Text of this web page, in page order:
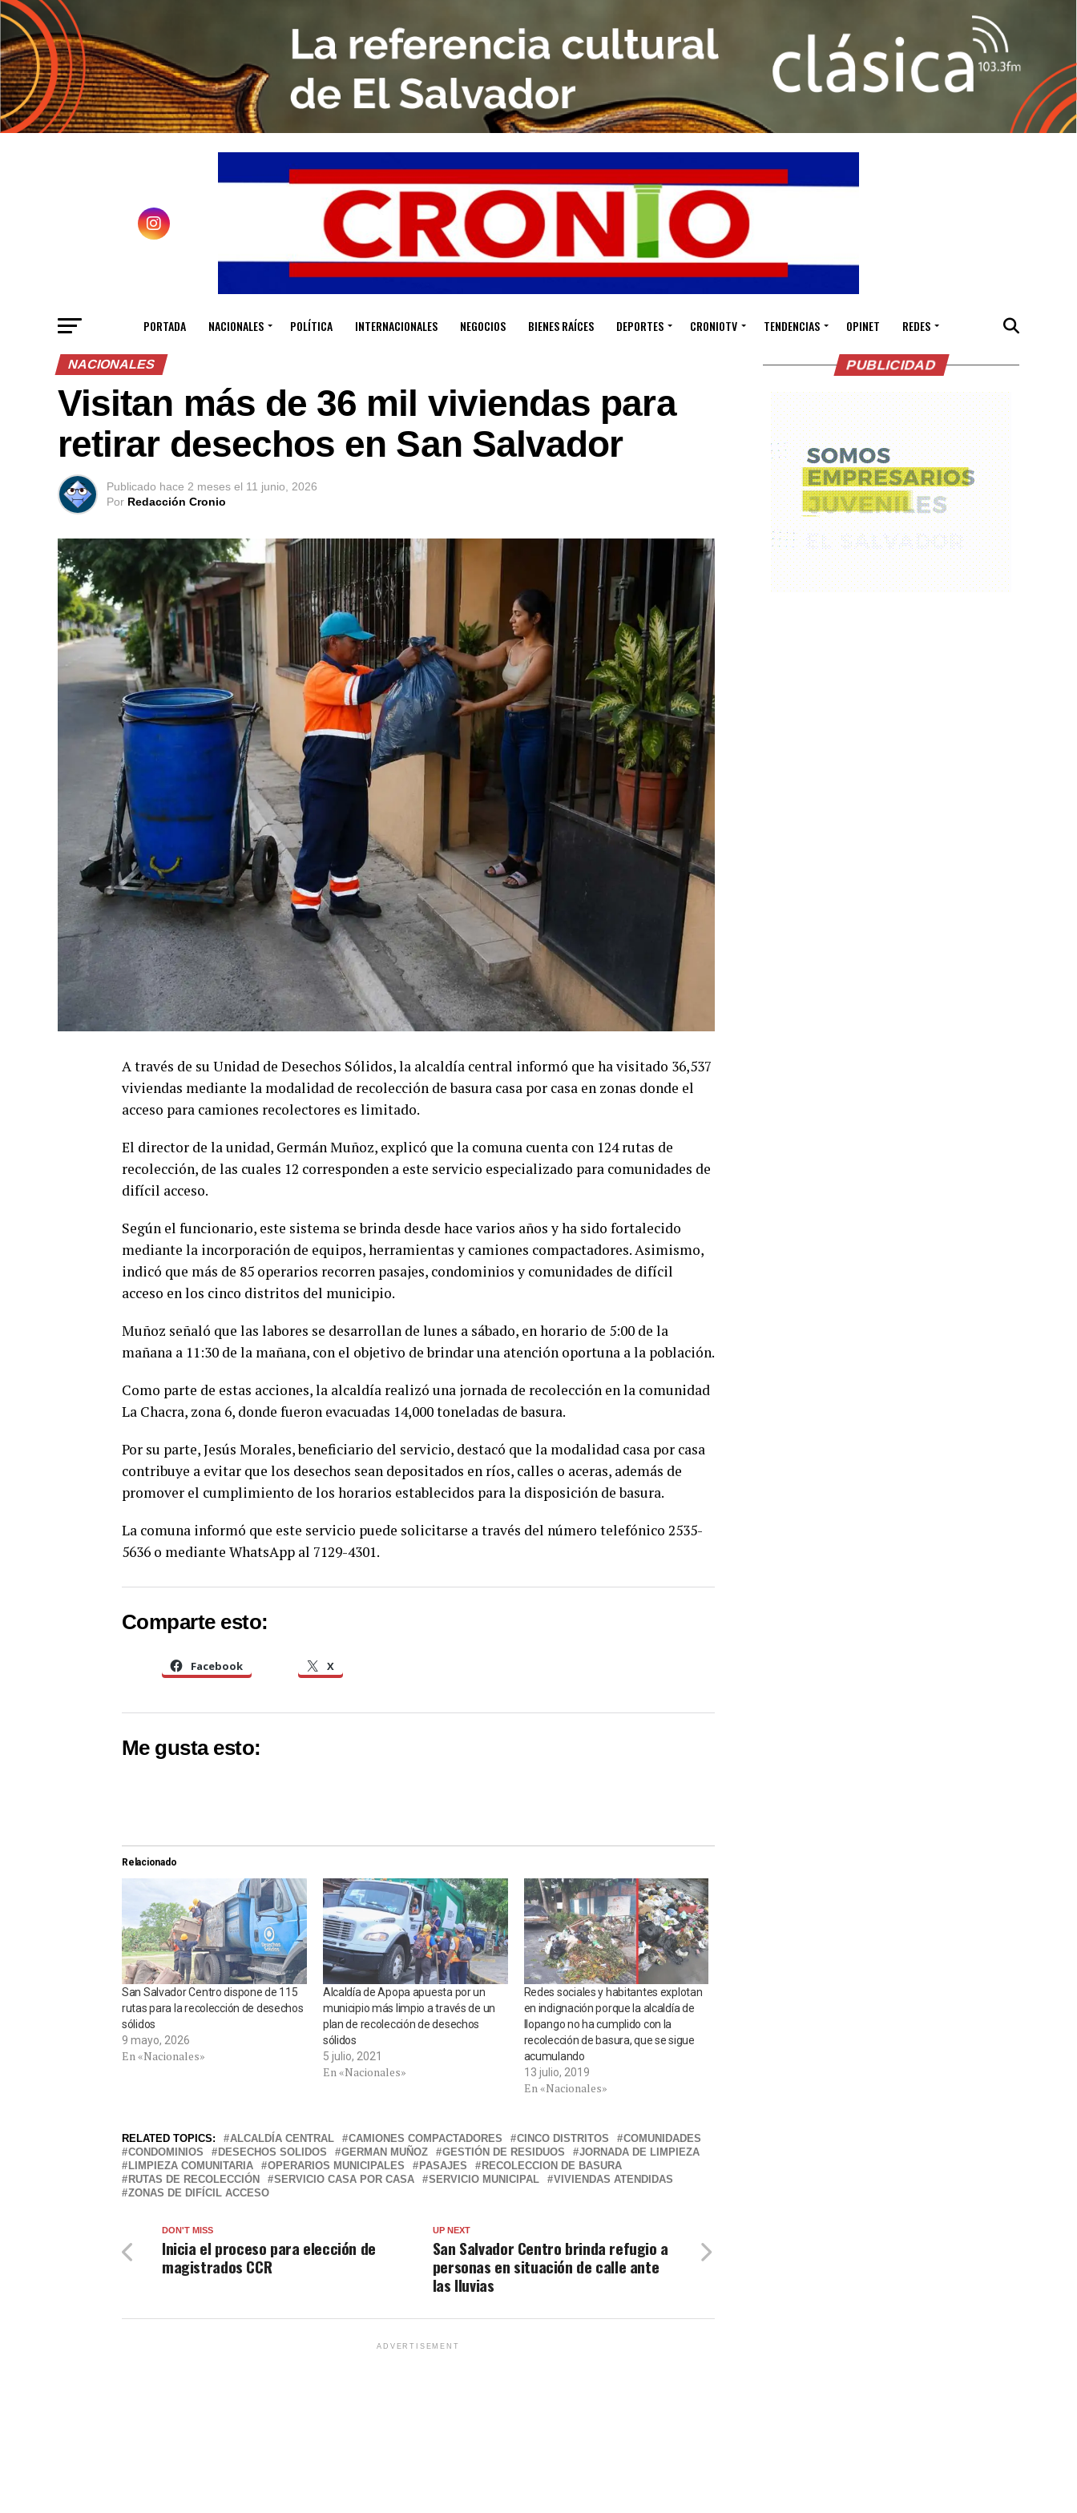
PORTADA NACIONALES POLÍTICA INTERNACIONALES NEGOCIOS BIENES RAÍCES DEPORTES CRONIOTV TENDENCIAS OPINET REDES
NACIONALES
Visitan más de 36 mil viviendas para
retirar desechos en San Salvador
Publicado hace 2 meses el 11 junio, 2026
Por Redacción Cronio
A través de su Unidad de Desechos Sólidos, la alcaldía central informó que ha visitado 36,537
viviendas mediante la modalidad de recolección de basura casa por casa en zonas donde el
acceso para camiones recolectores es limitado.
El director de la unidad, Germán Muñoz, explicó que la comuna cuenta con 124 rutas de
recolección, de las cuales 12 corresponden a este servicio especializado para comunidades de
difícil acceso.
Según el funcionario, este sistema se brinda desde hace varios años y ha sido fortalecido
mediante la incorporación de equipos, herramientas y camiones compactadores. Asimismo,
indicó que más de 85 operarios recorren pasajes, condominios y comunidades de difícil
acceso en los cinco distritos del municipio.
Muñoz señaló que las labores se desarrollan de lunes a sábado, en horario de 5:00 de la
mañana a 11:30 de la mañana, con el objetivo de brindar una atención oportuna a la población.
Como parte de estas acciones, la alcaldía realizó una jornada de recolección en la comunidad
La Chacra, zona 6, donde fueron evacuadas 14,000 toneladas de basura.
Por su parte, Jesús Morales, beneficiario del servicio, destacó que la modalidad casa por casa
contribuye a evitar que los desechos sean depositados en ríos, calles o aceras, además de
promover el cumplimiento de los horarios establecidos para la disposición de basura.
La comuna informó que este servicio puede solicitarse a través del número telefónico 2535-
5636 o mediante WhatsApp al 7129-4301.
Comparte esto:
Facebook X
Me gusta esto:
Relacionado
San Salvador Centro dispone de 115
rutas para la recolección de desechos
sólidos
9 mayo, 2026
En «Nacionales»
Alcaldía de Apopa apuesta por un
municipio más limpio a través de un
plan de recolección de desechos
sólidos
5 julio, 2021
En «Nacionales»
Redes sociales y habitantes explotan
en indignación porque la alcaldía de
Ilopango no ha cumplido con la
recolección de basura, que se sigue
acumulando
13 julio, 2019
En «Nacionales»
RELATED TOPICS: ALCALDÍA CENTRAL CAMIONES COMPACTADORES CINCO DISTRITOS
COMUNIDADES
CONDOMINIOS
DESECHOS SOLIDOS GERMAN MUÑOZ GESTIÓN DE RESIDUOS
JORNADA DE LIMPIEZA
LIMPIEZA COMUNITARIA
OPERARIOS MUNICIPALES PASAJES
RECOLECCION DE BASURA
RUTAS DE RECOLECCIÓN
SERVICIO CASA POR CASA SERVICIO MUNICIPAL
VIVIENDAS ATENDIDAS
ZONAS DE DIFÍCIL ACCESO
UP NEXT
San Salvador Centro brinda refugio a
personas en situación de calle ante
las lluvias
DON'T MISS
Inicia el proceso para elección de
magistrados CCR
ADVERTISEMENT
PUBLICIDAD